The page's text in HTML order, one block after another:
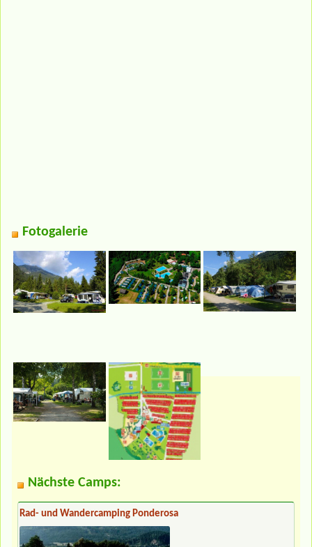
Fotogalerie
Nächste Camps:
Rad- und Wandercamping Ponderosa